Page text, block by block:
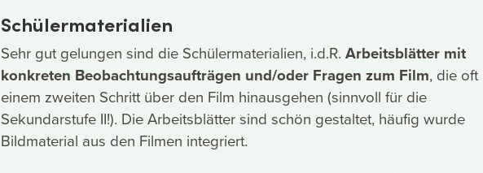
Schülermaterialien
Sehr gut gelungen sind die Schülermaterialien, i.d.R. Arbeitsblätter mit
konkreten Beobachtungsaufträgen und/oder Fragen zum Film, die oft
einem zweiten Schritt über den Film hinausgehen (sinnvoll für die
Sekundarstufe II!). Die Arbeitsblätter sind schön gestaltet, häufig wurde
Bildmaterial aus den Filmen integriert.